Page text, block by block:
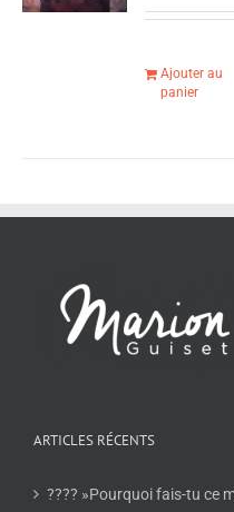
Ajouter au
panier
ARTICLES RÉCENTS
???? »Pourquoi fais-tu ce